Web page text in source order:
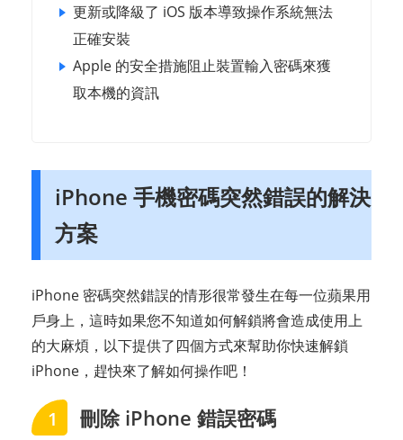
更新或降級了 iOS 版本導致操作系統無法
正確安裝
Apple 的安全措施阻止裝置輸入密碼來獲
取本機的資訊
iPhone 手機密碼突然錯誤的解決
方案
iPhone 密碼突然錯誤的情形很常發生在每一位蘋果用
戶身上，這時如果您不知道如何解鎖將會造成使用上
的大麻煩，以下提供了四個方式來幫助你快速解鎖
iPhone，趕快來了解如何操作吧！
1 刪除 iPhone 錯誤密碼